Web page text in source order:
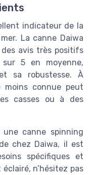
indicateur de la
La canne Daiwa
avis très positifs
5 en moyenne,
sa robustesse. À
moins connue peut
casses ou à des
canne spinning
chez Daiwa, il est
spécifiques et
n’hésitez pas